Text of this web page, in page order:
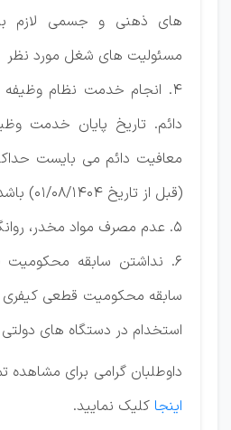
های ذهنی و جسمی لازم
مسئولیت های شغل مورد نظر
4. انجام خدمت نظام
دائم. تاریخ پایان خدمت
معافیت دائم می بایست
(قبل از تاریخ 01/08/1404) باشد.
5. عدم مصرف مواد مخدر، روانگردان ها و مسکرات.
6. نداشتن سابقه
سابقه محکومیت قطعی
استخدام در دستگاه های
داوطلبان گرامی برای مشاهده
اینجا کلیک نمایید.